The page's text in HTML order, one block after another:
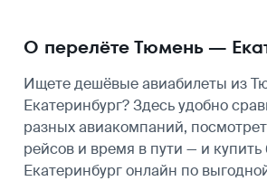
О перелёте Тюмень —
Ищете дешёвые авиабилеты из
Екатеринбург? Здесь удобно
разных авиакомпаний,
рейсов и время в пути — и
Екатеринбург онлайн по